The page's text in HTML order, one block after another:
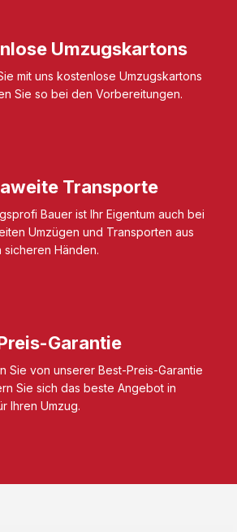
Umzugskartons
mit uns kostenlose Umzugskartons
Sie so bei den Vorbereitungen.
Transporte
Bauer ist Ihr Eigentum auch bei
Umzügen und Transporten aus
sicheren Händen.
Garantie
Sie von unserer Best-Preis-Garantie
Sie sich das beste Angebot in
Ihren Umzug.